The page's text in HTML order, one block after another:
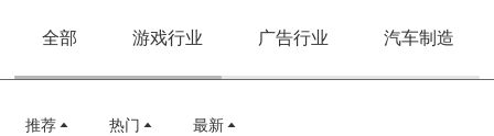
全部 游戏行业 广告行业 汽车制造
推荐 热门 最新